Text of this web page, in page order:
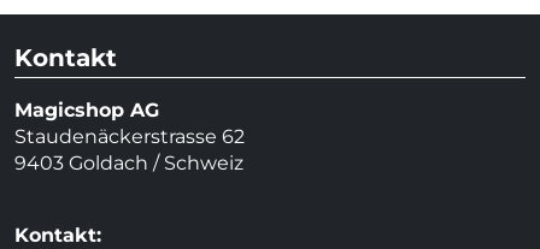
Kontakt
Magicshop AG
Staudenäckerstrasse 62
9403 Goldach / Schweiz
Kontakt: